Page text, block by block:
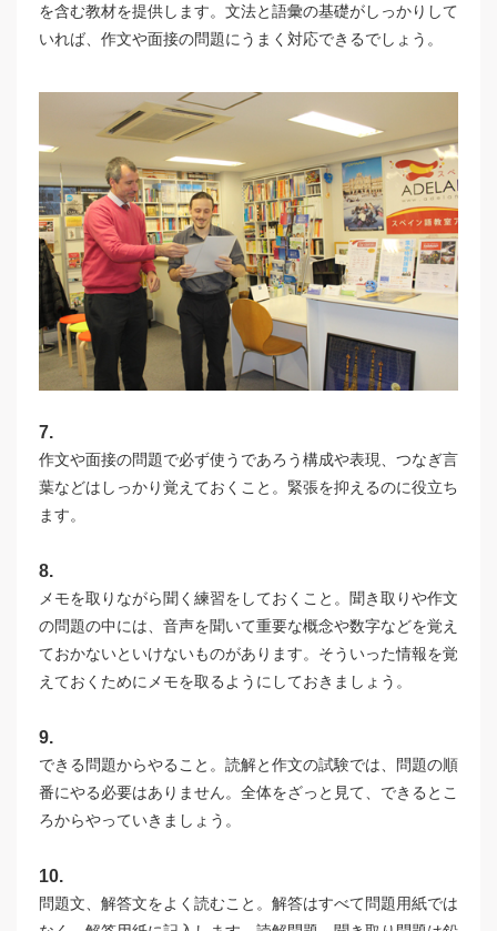
を含む教材を提供します。文法と語彙の基礎がしっかりして
いれば、作文や面接の問題にうまく対応できるでしょう。
7.
作文や面接の問題で必ず使うであろう構成や表現、つなぎ言
葉などはしっかり覚えておくこと。緊張を抑えるのに役立ち
ます。
8.
メモを取りながら聞く練習をしておくこと。聞き取りや作文
の問題の中には、音声を聞いて重要な概念や数字などを覚え
ておかないといけないものがあります。そういった情報を覚
えておくためにメモを取るようにしておきましょう。
9.
できる問題からやること。読解と作文の試験では、問題の順
番にやる必要はありません。全体をざっと見て、できるとこ
ろからやっていきましょう。
10.
問題文、解答文をよく読むこと。解答はすべて問題用紙では